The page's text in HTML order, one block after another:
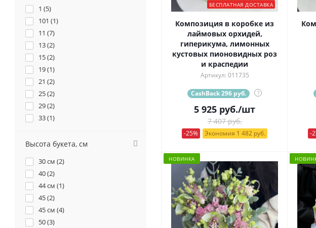
БЕСПЛАТНАЯ ДОСТАВКА
Композиция в коробке из
лаймовых орхидей,
гиперикума, лимонных
кустовых пионовидных роз
и краспедии
Артикул: 011735
CashBack 296 руб. ?
5 925 руб./шт
7 407 руб.
-25% Экономия 1 482 руб. -
НОВИНКА
Персиковый (
Фиолетовый (
Разноцветный (
1 (5)
101 (1)
11 (7)
13 (2)
15 (2)
19 (1)
21 (2)
25 (2)
29 (2)
33 (1)
55 (1 )
71 (1)
9 (3)
Высота букета, см
30 см (2)
40 (2)
44 см (1)
45 (2)
45 см (4)
50 (3)